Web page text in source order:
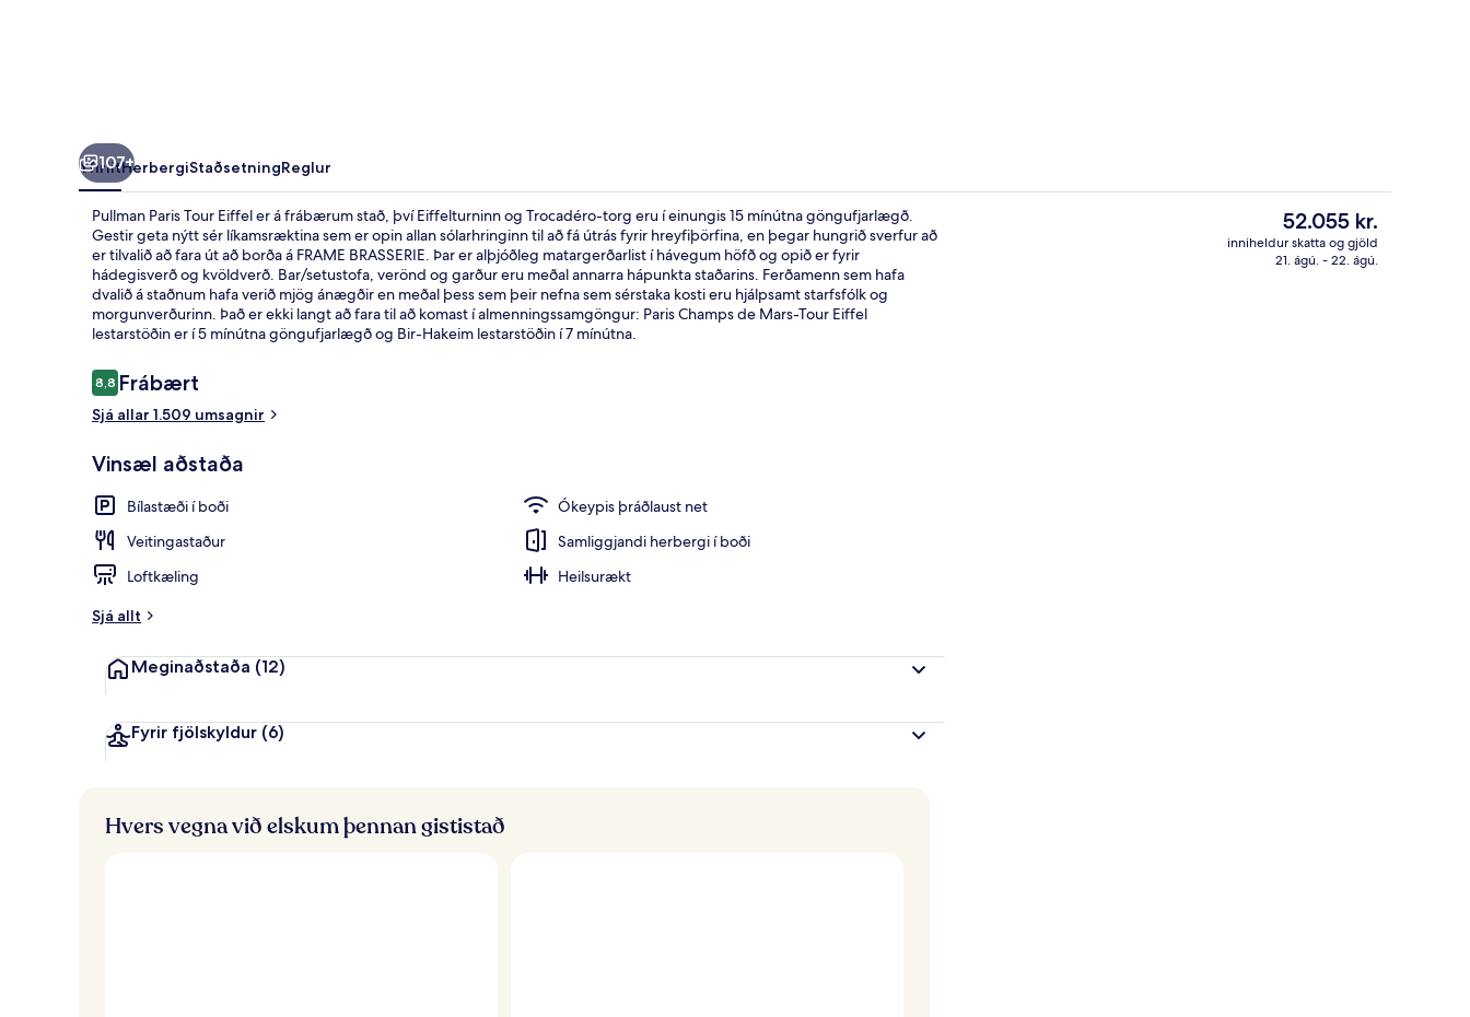
Hádegisverður og kvöldverður í boði Framhlið gististaðar
107+
YfirlitHerbergiStaðsetningReglur
Pullman Paris Tour Eiffel er á frábærum stað, því Eiffelturninn og Trocadéro-torg eru í einungis 15 mínútna göngufjarlægð.
Gestir geta nýtt sér líkamsræktina sem er opin allan sólarhringinn til að fá útrás fyrir hreyfiþörfina, en þegar hungrið sverfur að
er tilvalið að fara út að borða á FRAME BRASSERIE. Þar er alþjóðleg matargerðarlist í hávegum höfð og opið er fyrir
hádegisverð og kvöldverð. Bar/setustofa, verönd og garður eru meðal annarra hápunkta staðarins. Ferðamenn sem hafa
dvalið á staðnum hafa verið mjög ánægðir en meðal þess sem þeir nefna sem sérstaka kosti eru hjálpsamt starfsfólk og
morgunverðurinn. Það er ekki langt að fara til að komast í almenningssamgöngur: Paris Champs de Mars-Tour Eiffel
lestarstöðin er í 5 mínútna göngufjarlægð og Bir-Hakeim lestarstöðin í 7 mínútna.
Umsagnir
8,88,8 af 10
Frábært
Sjá allar 1.509 umsagnir
Vinsæl aðstaða
Bílastæði í boði
Ókeypis þráðlaust net
Veitingastaður
Samliggjandi herbergi í boði
Loftkæling
Heilsurækt
Sjá allt
Meginaðstaða (12)
Fyrir fjölskyldur (6)
Núverandi
verð
er
52.055 kr.
inniheldur skatta og gjöld
21. ágú. - 22. ágú.
Hvers vegna við elskum þennan gististað